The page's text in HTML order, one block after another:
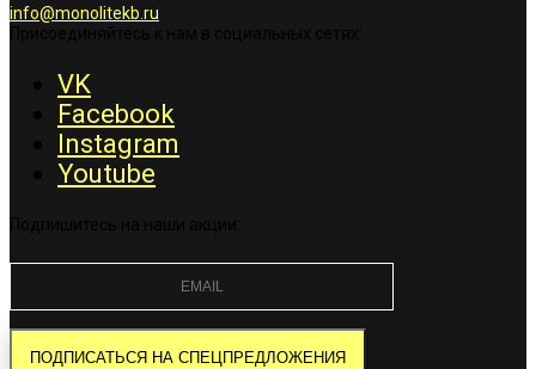
info@monolitekb.ru
VK
Facebook
Instagram
Youtube